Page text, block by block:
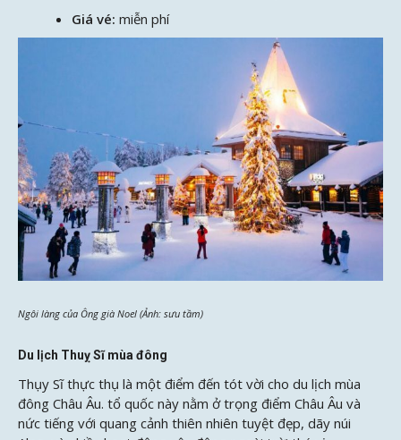
Giá vé: miễn phí
Ngôi làng của Ông già Noel (Ảnh: sưu tầm)
Du lịch Thuỵ Sĩ mùa đông
Thụy Sĩ thực thụ là một điểm đến tót vời cho du lịch mùa
đông Châu Âu. tổ quốc này nằm ở trọng điểm Châu Âu và
nức tiếng với quang cảnh thiên nhiên tuyệt đẹp, dãy núi